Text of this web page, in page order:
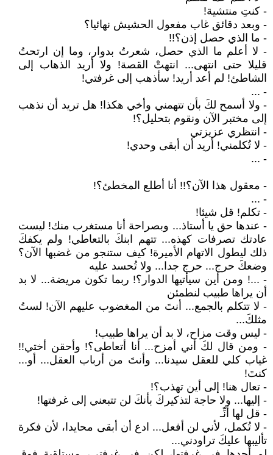
- كنتِ منتشية!
- وبعد دقائق غاب مفعول الحشيش نهائيا؟
- ما الذي حصل إذن؟!!
- لا أعلم ما الذي حصل، شعرتُ بدوار، وما إن ارتحتُ
قليلا حتى انتهى... انتهتْ القصة! ولا أريد الذهاب إلى
الشاطئ! لم أعد أريد! سأذهب إلى غرفتي!
- ...
- ولا أسمح لكَ بأن تتهمني وأخي هكذا! هل تريد أن نذهب
إلى مختبر الآن ونقوم بتحليل؟!
- انتظري عزيزتي
- لا تُكلمني! أريد أن أبقى وحدي!
- ...
- معقول هذا الآن؟!! أنا أطلع المخطئ؟!
- ...
- تكلم! قل شيئا!
- عندها حق يا أستاذ... وبصراحة أنا مستغرب منك! ليست
عادتك تصرفات كهذه... تتهم ابنكَ بالتعاطي! ولم يكفكَ
ذلك ليطول الاتهام الأميرة! كيف ستنجو من غضبها الآن؟
وضعكَ حرج... حرج جدا... ولا تُحسد عليه
- ...! ومن أين سيأتيها الدوار؟! ربما تكون مريضة... لا بد
أن يراها طبيب لنطمئن
- لا تتكلم بالجمع... أنتَ من المغضوب عليهم الآن! لستُ
مثلكَ...
- ليس وقت مزاح، لا بد أن يراها طبيب!
- ومن قال لكَ أني أمزح... أنا أتعاطى؟! وأحقن أختي!!
غياب كلي للعقل سيدنا... وأنتَ من أرباب العقل... أو...
كنتَ!
- تعال هنا! إلى أين تهذب؟!
- إليها... ولا حاجة لتذكيركَ بأنكَ لن تتبعني إلى غرفتها!
- قل لها أنِّـ
- لا تُكمل، لأني لن أفعل... ادع أن أبقى محايدا، لأن فكرة
تأليبها عليكَ تراودني...